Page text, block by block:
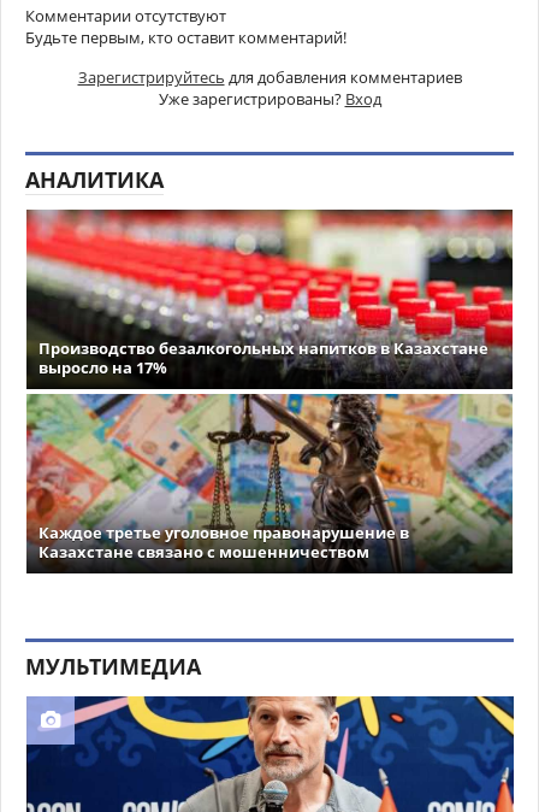
Комментарии отсутствуют
Будьте первым, кто оставит комментарий!
Зарегистрируйтесь для добавления комментариев
Уже зарегистрированы? Вход
АНАЛИТИКА
Производство безалкогольных напитков в Казахстане
выросло на 17%
Каждое третье уголовное правонарушение в
Казахстане связано с мошенничеством
МУЛЬТИМЕДИА